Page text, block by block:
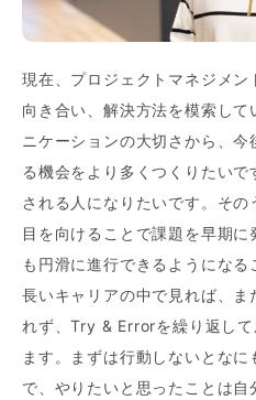
現在、プロジェクトマネジメン
向き合い、解決方法を模索し
ニケーションの大切さから、
る機会をより多くつくりたい
される人になりたいです。そ
目を向けることで課題を早期
も円滑に進行できるようになる
長いキャリアの中で見れば、
れず、Try & Errorを繰り返し
ます。まずは行動しないとな
で、やりたいと思ったことは